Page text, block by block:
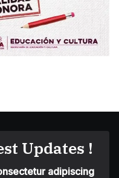
Updates !
adipiscing